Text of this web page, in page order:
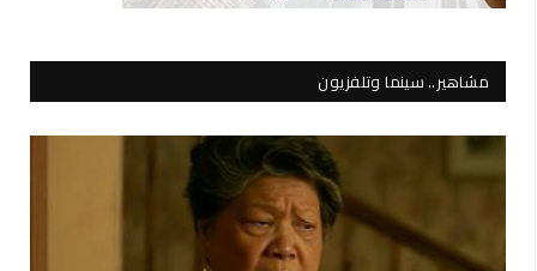
مشاهير.. سينما وتلفزيون